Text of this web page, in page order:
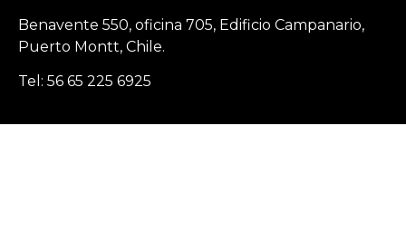
Benavente 550, oficina 705, Edificio Campanario,
Puerto Montt, Chile.
Tel: 56 65 225 6925